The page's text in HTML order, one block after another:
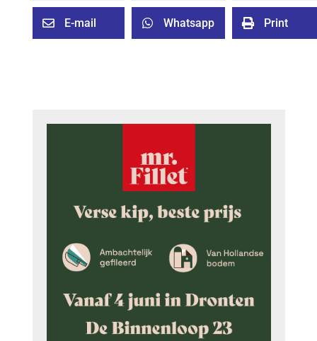
 E-mail  Whatsapp  Print